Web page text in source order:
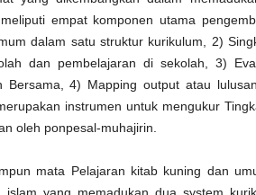
meliputi empat komponen utama
dalam satu struktur kurikulum , 2)
h dan pembelajaran disekolah , 3)
Bersama, 4) Mapping output atau lulusan
instrumen untuk mengukur
oleh ponpesal-muhajirin
mata Pelajaran kitab kuning dan